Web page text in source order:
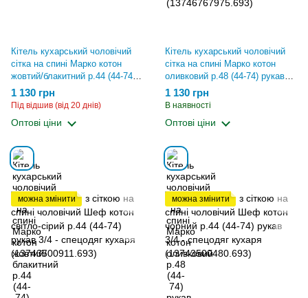
Кітель кухарський чоловічий
сітка на спині Марко котон
жовтий/блакитний р.44 (44-74)
рукав 3/4 - спецодяг кухаря
(13746767362.693)
1 130 грн
Під відшив (від 20 днів)
Оптові ціни
Кітель кухарський чоловічий
сітка на спині Марко котон
оливковий р.48 (44-74) рукав
3/4 - спецодяг кухаря
(13746768205.693)
1 130 грн
В наявності
Оптові ціни
можна змінити можна змінити